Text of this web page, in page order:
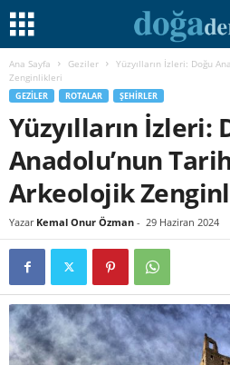
Ana Sayfa Geziler
Yüzyılların İzleri: Doğu
Zenginlikleri
GEZILER ROTALAR ŞEHIRLER
Yüzyılların İzleri:
Anadolu’nun
Arkeolojik
Yazar Kemal Onur Özman - 29 Haziran 2024